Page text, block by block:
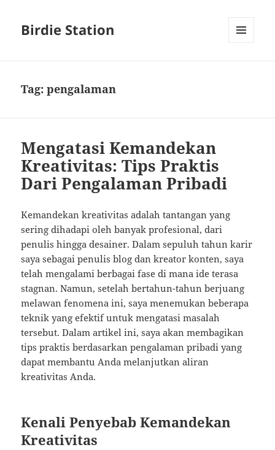
Birdie Station
Tag:pengalaman
Mengatasi Kemandekan
Kreativitas: Tips Praktis
Dari Pengalaman Pribadi
Kemandekan kreativitas adalah tantangan yang
sering dihadapi oleh banyak profesional, dari
penulis hingga desainer. Dalam sepuluh tahun karir
saya sebagai penulis blog dan kreator konten, saya
telah mengalami berbagai fase di mana ide terasa
stagnan. Namun, setelah bertahun-tahun berjuang
melawan fenomena ini, saya menemukan beberapa
teknik yang efektif untuk mengatasi masalah
tersebut. Dalam artikel ini, saya akan membagikan
tips praktis berdasarkan pengalaman pribadi yang
dapat membantu Anda melanjutkan aliran
kreativitas Anda.
Kenali Penyebab Kemandekan
Kreativitas